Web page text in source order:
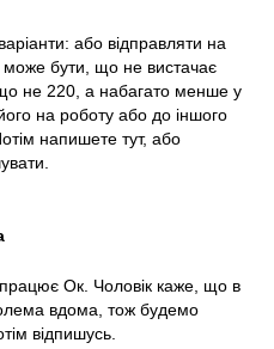
або відправляти на
може бути, що не вистачає
не 220, а набагато менше у
на роботу або до іншого
напишете тут, або
Ок. Чоловік каже, що в
вдома, тож будемо
відпишусь.